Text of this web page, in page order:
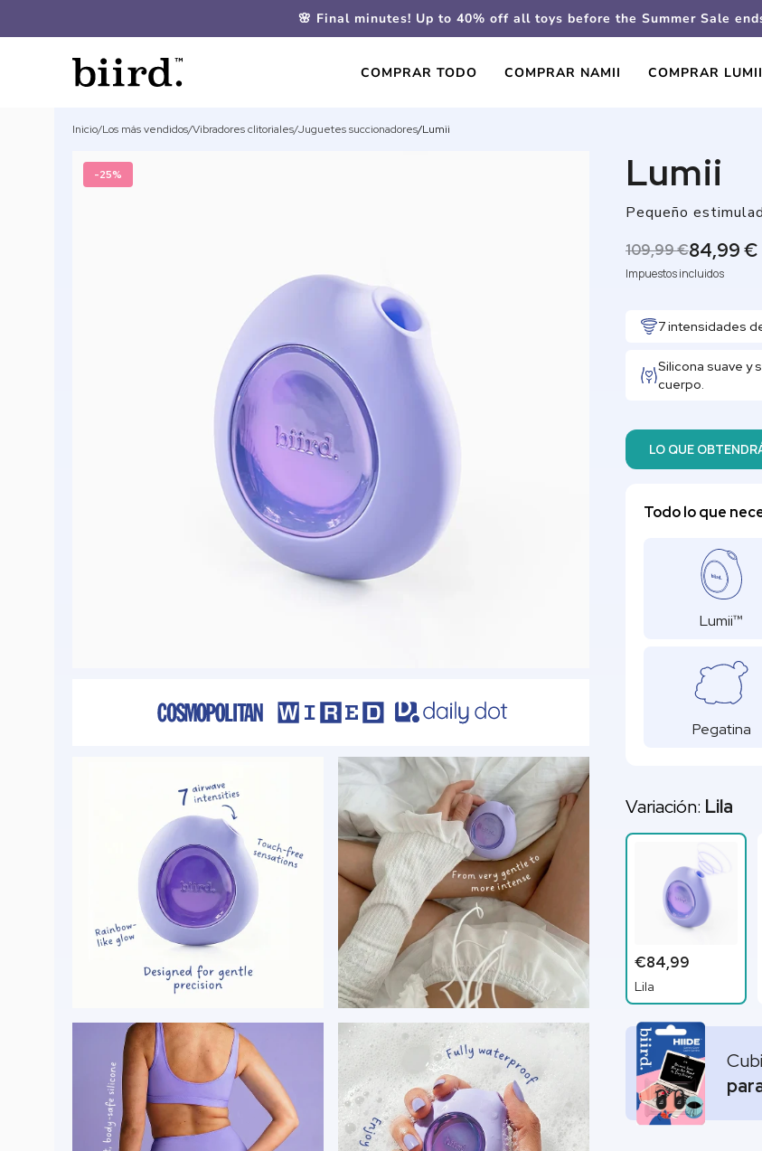
🌸 Final minutes! Up to 40% off all toys before the Summer Sale
COMPRAR TODO COMPRAR NAMII COMPRAR LUMII
Inicio/Los más vendidos/Vibradores clitoriales/Juguetes succionadores/Lumii
-25% Lumii
Pequeño
109,99 €84,99 €
Impuestos incluidos
7 intensidades
Silicona suave y
cuerpo.
LO QUE
Todo lo que
Lumii™
Pegatina
Variación: Lila
€84,99
Lila